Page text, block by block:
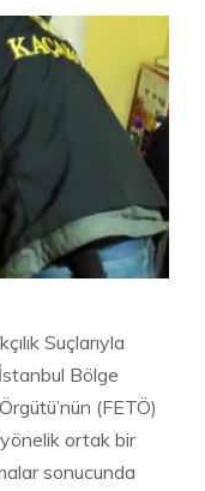
Suçlarıyla
Bölge
(FETÖ)
yönelik ortak bir
sonucunda